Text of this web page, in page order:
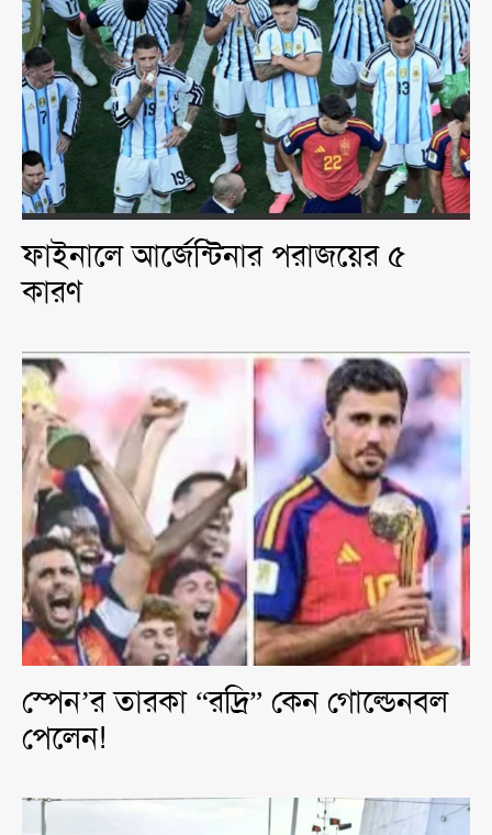
ফাইনালে আর্জেন্টিনার পরাজয়ের ৫
কারণ
স্পেন’র তারকা “রদ্রি” কেন গোল্ডেনবল
পেলেন!